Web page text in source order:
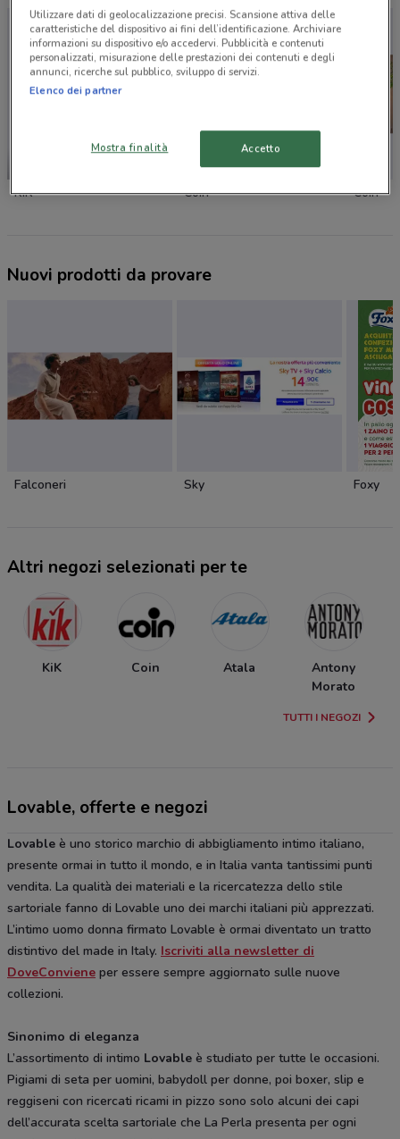
KiK Coin Coin
Nuovi prodotti da provare
Falconeri Sky Foxy
Altri negozi selezionati per te
KiK Coin Atala
Antony
Morato
TUTTI I NEGOZI
Lovable, offerte e negozi
Lovable è uno storico marchio di abbigliamento intimo italiano,
presente ormai in tutto il mondo, e in Italia vanta tantissimi punti
vendita. La qualità dei materiali e la ricercatezza dello stile
sartoriale fanno di Lovable uno dei marchi italiani più apprezzati.
L’intimo uomo donna firmato Lovable è ormai diventato un tratto
distintivo del made in Italy. Iscriviti alla newsletter di
DoveConviene per essere sempre aggiornato sulle nuove
collezioni.
Sinonimo di eleganza
L’assortimento di intimo Lovable è studiato per tutte le occasioni.
Pigiami di seta per uomini, babydoll per donne, poi boxer, slip e
reggiseni con ricercati ricami in pizzo sono solo alcuni dei capi
dell’accurata scelta sartoriale che La Perla presenta per ogni
Utilizzare dati di geolocalizzazione precisi. Scansione attiva delle
caratteristiche del dispositivo ai fini dell’identificazione. Archiviare
informazioni su dispositivo e/o accedervi. Pubblicità e contenuti
personalizzati, misurazione delle prestazioni dei contenuti e degli
annunci, ricerche sul pubblico, sviluppo di servizi.
Elenco dei partner
Mostra finalità Accetto